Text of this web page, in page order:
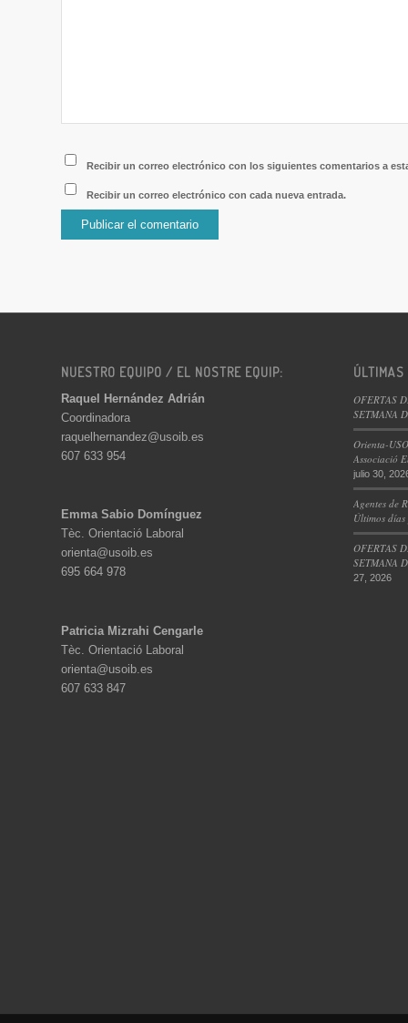
Recibir un correo electrónico con los siguientes comentarios a
Recibir un correo electrónico con cada nueva entrada.
NUESTRO EQUIPO / EL NOSTRE EQUIP:
Raquel Hernández Adrián
Coordinadora
raquelhernandez@usoib.es
607 633 954
Emma Sabio Domínguez
Tèc. Orientació Laboral
orienta@usoib.es
695 664 978
Patricia Mizrahi Cengarle
Tèc. Orientació Laboral
orienta@usoib.es
607 633 847
ÚLTIMAS
OFERTAS
SETMANA
Orienta-
Associació
julio 30,
Agentes de
Últimos
OFERTAS
SETMANA
27, 2026